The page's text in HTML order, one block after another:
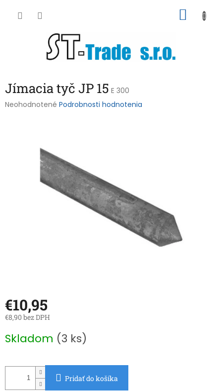
Jímacia tyč JP 15 E 300
Priemerné
hviezdičiek.
Neohodnotené Podrobnosti hodnotenia
€10,95
€8,90 bez DPH
cena:
Skladom (3 ks)
Pridať do košíka